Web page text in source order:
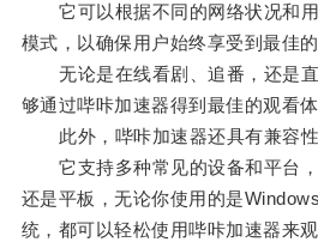
它可以根据不同的网络状况和用
模式，以确保用户始终享受到最佳的
无论是在线看剧、追番，还是直
够通过哔咔加速器得到最佳的观看体
此外，哔咔加速器还具有兼容性
它支持多种常见的设备和平台，
还是平板，无论你使用的是
统，都可以轻松使用哔咔加速器来观